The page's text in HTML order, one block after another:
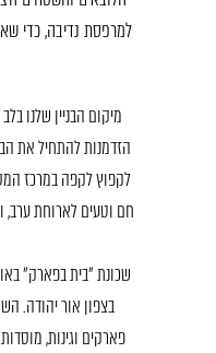
למרפסת נדיבה, כדי
מיקום הבניין שלנו
הזדמנות להתחיל את
לקפוץ לקפה במרכז
חם וטעים לארוחת ערב,
שכונת ״בית בפארק״
בצפון אור יהודה.
פארקים וגינות,